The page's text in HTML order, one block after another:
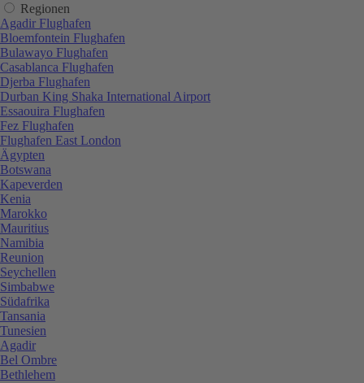
Regionen
Agadir Flughafen
Bloemfontein Flughafen
Bulawayo Flughafen
Casablanca Flughafen
Djerba Flughafen
Durban King Shaka International Airport
Essaouira Flughafen
Fez Flughafen
Flughafen East London
Ägypten
Botswana
Kapeverden
Kenia
Marokko
Mauritius
Namibia
Reunion
Seychellen
Simbabwe
Südafrika
Tansania
Tunesien
Agadir
Bel Ombre
Bethlehem